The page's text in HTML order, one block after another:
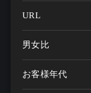
URL
男女比
お客様年代